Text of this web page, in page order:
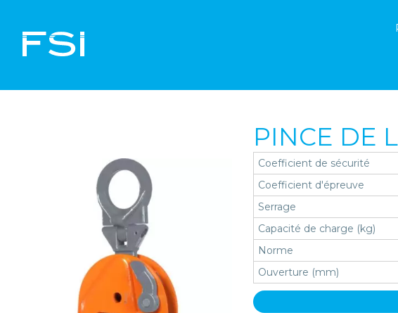
PINCE DE
Coefficient de sécurité
Coefficient d'épreuve
Serrage
Capacité de charge (kg)
Norme
Ouverture (mm)